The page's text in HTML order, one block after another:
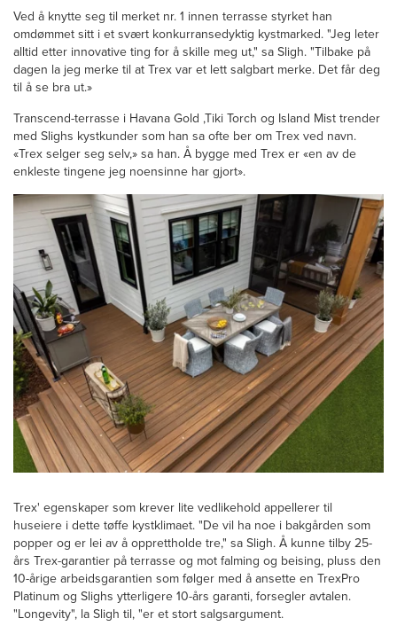
Ved å knytte seg til merket nr. 1 innen terrasse styrket han
omdømmet sitt i et svært konkurransedyktig kystmarked. "Jeg leter
alltid etter innovative ting for å skille meg ut," sa Sligh. "Tilbake på
dagen la jeg merke til at Trex var et lett salgbart merke. Det får deg
til å se bra ut.»
Transcend-terrasse i Havana Gold ,Tiki Torch og Island Mist trender
med Slighs kystkunder som han sa ofte ber om Trex ved navn.
«Trex selger seg selv,» sa han. Å bygge med Trex er «en av de
enkleste tingene jeg noensinne har gjort».
Trex' egenskaper som krever lite vedlikehold appellerer til
huseiere i dette tøffe kystklimaet. "De vil ha noe i bakgården som
popper og er lei av å opprettholde tre," sa Sligh. Å kunne tilby 25-
års Trex-garantier på terrasse og mot falming og beising, pluss den
10-årige arbeidsgarantien som følger med å ansette en TrexPro
Platinum og Slighs ytterligere 10-års garanti, forsegler avtalen.
"Longevity", la Sligh til, "er et stort salgsargument.